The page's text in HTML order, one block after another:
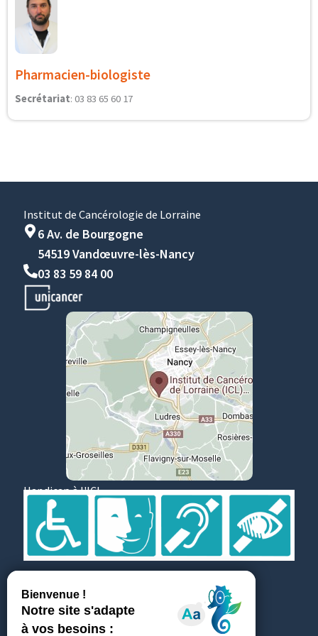
Pharmacien-biologiste
Secrétariat: 03 83 65 60 17
Institut de Cancérologie de Lorraine
6 Av. de Bourgogne
54519 Vandœuvre-lès-Nancy
03 83 59 84 00
Handicap à l'ICL
Témoignages